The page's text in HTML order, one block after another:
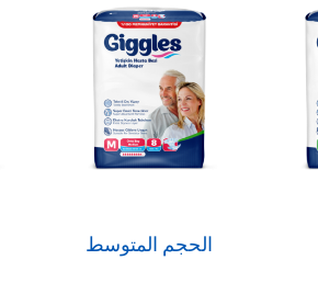
الحجم المتوسط